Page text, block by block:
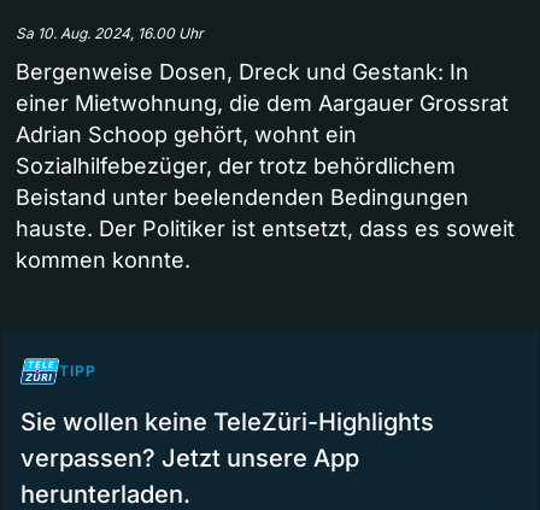
Sa 10. Aug. 2024, 16.00 Uhr
Bergenweise Dosen, Dreck und Gestank: In
einer Mietwohnung, die dem Aargauer Grossrat
Adrian Schoop gehört, wohnt ein
Sozialhilfebezüger, der trotz behördlichem
Beistand unter beelendenden Bedingungen
hauste. Der Politiker ist entsetzt, dass es soweit
kommen konnte.
TIPP
Sie wollen keine TeleZüri-Highlights
verpassen? Jetzt unsere App
herunterladen.